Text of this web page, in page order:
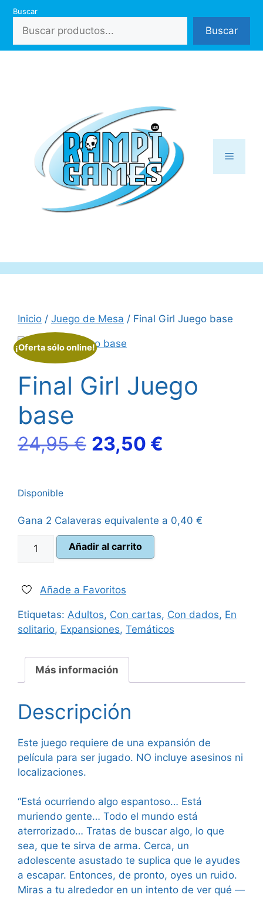
Saltar
contenido
Buscar
Buscar
Menú
Inicio / Juego de Mesa / Final Girl Juego base
¡Oferta sólo online!
Final Girl Juego
base
24,95€ El
era:
24,95 €.
23,50 €
es:
Disponible
Gana 2 Calaveras equivalente a 0,40 €
Final
base
Añadir al carrito
Añade a Favoritos
Etiquetas: Adultos, Con cartas, Con dados, En
solitario, Expansiones, Temáticos
Más información
Descripción
Este juego requiere de una expansión de
película para ser jugado. NO incluye asesinos ni
localizaciones.
“Está ocurriendo algo espantoso… Está
muriendo gente… Todo el mundo está
aterrorizado… Tratas de buscar algo, lo que
sea, que te sirva de arma. Cerca, un
adolescente asustado te suplica que le ayudes
a escapar. Entonces, de pronto, oyes un ruido.
Miras a tu alrededor en un intento de ver qué —